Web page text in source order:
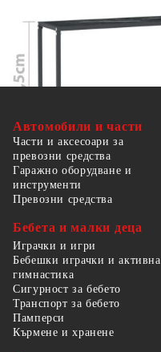
Автомобили и части
Части и аксесоари за
превозни средства
Гаражно оборудване и
инструменти
Превозни средства
Бебета и малки деца
Играчки и игри
Бебешки играчки и активна
гимнастика
Сигурност за бебето
Транспорт за бебето
Памперси
Кърмене и хранене